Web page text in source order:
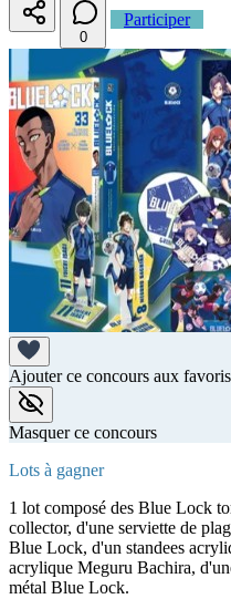
0
Participer
Ajouter ce concours aux favoris
Masquer ce concours
Lots à gagner
1 lot composé des Blue Lock
collector, d'une serviette de
Blue Lock, d'un standees
acrylique Meguru Bachira,
métal Blue Lock.